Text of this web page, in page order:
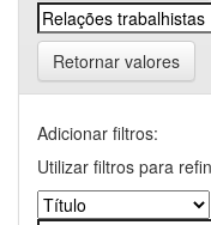
Retornar valores
Adicionar filtros:
Utilizar filtros para